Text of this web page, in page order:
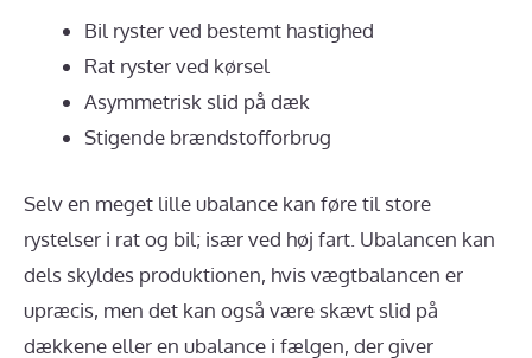
Bil ryster ved bestemt hastighed
Rat ryster ved kørsel
Asymmetrisk slid på dæk
Stigende brændstofforbrug
Selv en meget lille ubalance kan føre til store
rystelser i rat og bil; især ved høj fart. Ubalancen kan
dels skyldes produktionen, hvis vægtbalancen er
upræcis, men det kan også være skævt slid på
dækkene eller en ubalance i fælgen, der giver